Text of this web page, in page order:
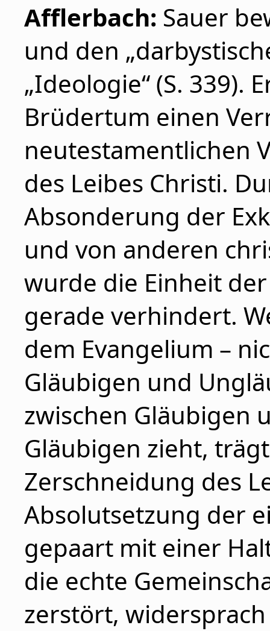
Afflerbach: Sauer
und den
„Ideologie“ (S. 339).
Brüdertum einen
neutestamentlichen
des Leibes Christi.
Absonderung der
und von anderen
wurde die Einheit
gerade verhindert.
dem Evangelium –
Gläubigen und
zwischen Gläubigen
Gläubigen zieht,
Zerschneidung des
Absolutsetzung der
gepaart mit einer
die echte
zerstört,